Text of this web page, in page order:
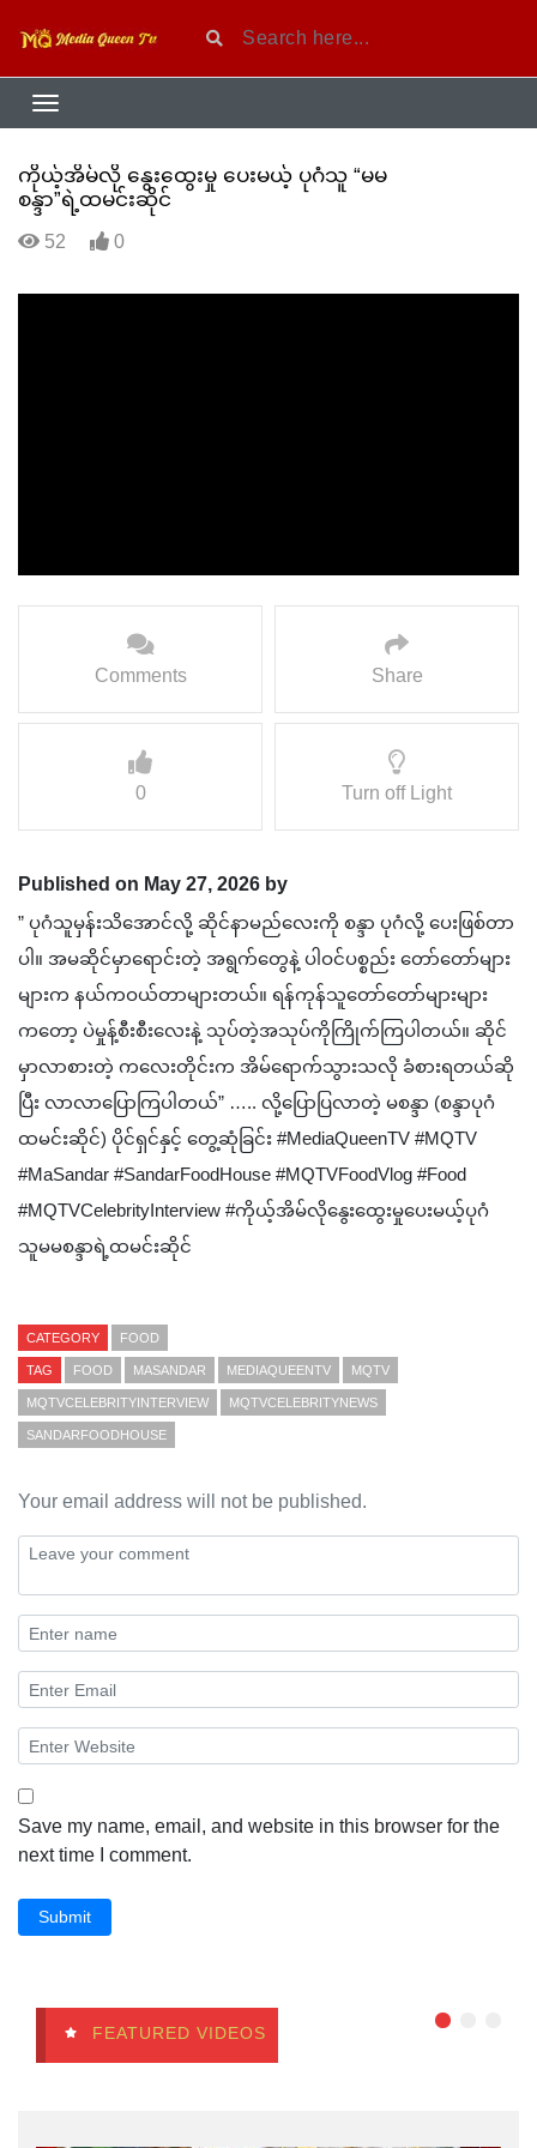
ကိုယ့်အိမ်လို နွေးထွေးမှု ပေးမယ့် ပုဂံသူ “မမ
စန္ဒာ”ရဲ့ထမင်းဆိုင်
52 0
Comments Share
0 Turn off Light
Published on May 27, 2026 by
” ပုဂံသူမှန်းသိအောင်လို့ ဆိုင်နာမည်လေးကို စန္ဒာ ပုဂံလို့ ပေးဖြစ်တာ
ပါ။ အမဆိုင်မှာရောင်းတဲ့ အရွက်တွေနဲ့ ပါဝင်ပစ္စည်း တော်တော်များ
များက နယ်ကဝယ်တာများတယ်။ ရန်ကုန်သူတော်တော်များများ
ကတော့ ပဲမှုန့်စီးစီးလေးနဲ့ သုပ်တဲ့အသုပ်ကိုကြိုက်ကြပါတယ်။ ဆိုင်
မှာလာစားတဲ့ ကလေးတိုင်းက အိမ်ရောက်သွားသလို ခံစားရတယ်ဆို
ပြီး လာလာပြောကြပါတယ်” ….. လို့ပြောပြလာတဲ့ မစန္ဒာ (စန္ဒာပုဂံ
ထမင်းဆိုင်) ပိုင်ရှင်နှင့် တွေ့ဆုံခြင်း #MediaQueenTV #MQTV
#MaSandar #SandarFoodHouse #MQTVFoodVlog #Food
‎#MQTVCelebrityInterview #ကိုယ့်အိမ်လိုနွေးထွေးမှုပေးမယ့်ပုဂံ
သူမမစန္ဒာရဲ့ထမင်းဆိုင်
CATEGORY FOOD
TAG FOOD MASANDAR MEDIAQUEENTV MQTV
MQTVCELEBRITYINTERVIEW MQTVCELEBRITYNEWS
SANDARFOODHOUSE
Your email address will not be published.
Save my name, email, and website in this browser for the
next time I comment.
Submit
FEATURED VIDEOS